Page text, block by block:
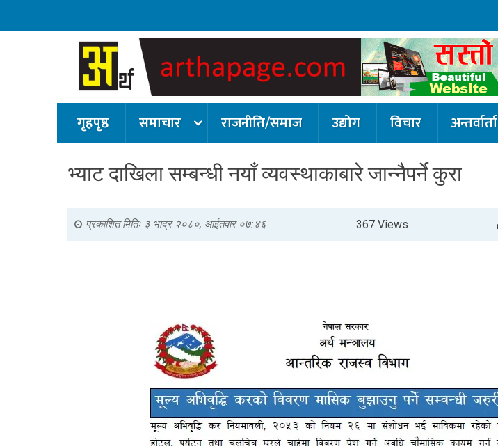
गृहपृष्ठ समाचार राजनीति/समाज उद्योग विचार अन्तर्वार्ता
भ्याट दाखिला सम्बन्धी नयाँ व्यवस्थाकाबारे जान्नैपर्ने कुरा
प्रकाशित मितिः ३ भाद्र २०८०, आईतवार ०७:४६ 367 Views